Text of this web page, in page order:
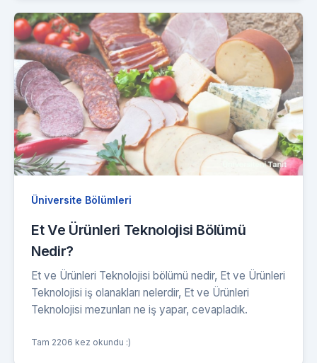
Üniversite Bölümleri
Et Ve Ürünleri Teknolojisi Bölümü
Nedir?
Et ve Ürünleri Teknolojisi bölümü nedir, Et ve Ürünleri
Teknolojisi iş olanakları nelerdir, Et ve Ürünleri
Teknolojisi mezunları ne iş yapar, cevapladık.
Tam 2206 kez okundu :)